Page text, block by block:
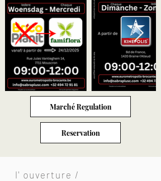
Marché Regulation
Reservation
l' ouverture /